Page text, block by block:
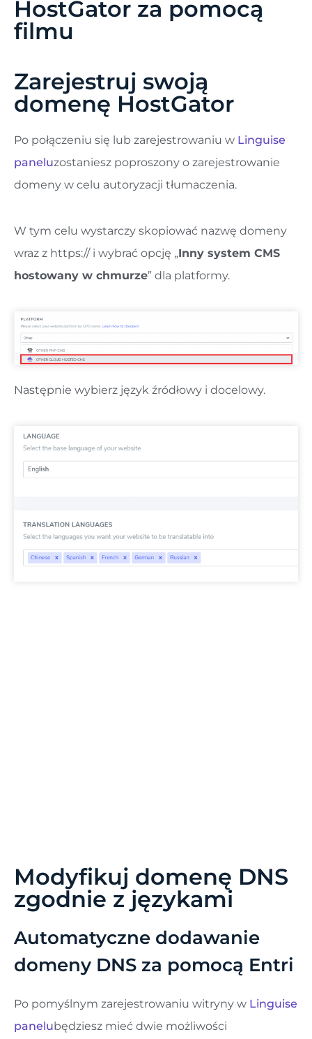
HostGator za pomocą
filmu
Zarejestruj swoją
domenę HostGator
Po połączeniu się lub zarejestrowaniu w Linguise
paneluzostaniesz poproszony o zarejestrowanie
domeny w celu autoryzacji tłumaczenia.
W tym celu wystarczy skopiować nazwę domeny
wraz z https:// i wybrać opcję „Inny system CMS
hostowany w chmurze” dla platformy.
Następnie wybierz język źródłowy i docelowy.
Modyfikuj domenę DNS
zgodnie z językami
Automatyczne dodawanie
domeny DNS za pomocą Entri
Po pomyślnym zarejestrowaniu witryny w Linguise
panelubędziesz mieć dwie możliwości